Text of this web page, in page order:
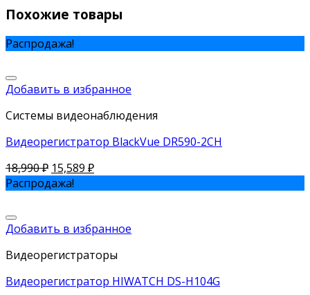
Похожие товары
Распродажа!
Добавить в избранное
Системы видеонаблюдения
Видеорегистратор BlackVue DR590-2CH
18,990₽ 15,589 ₽
Распродажа!
Добавить в избранное
Видеорегистраторы
Видеорегистратор HIWATCH DS-H104G